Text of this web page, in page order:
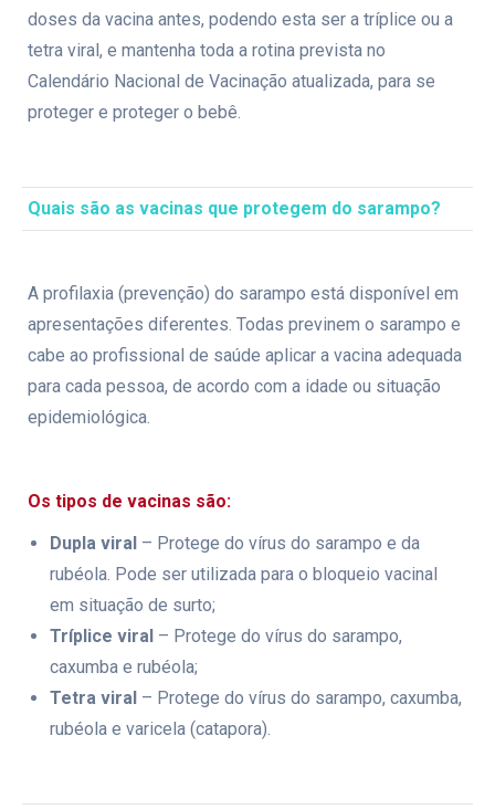
doses da vacina antes, podendo esta ser a tríplice ou a
tetra viral, e mantenha toda a rotina prevista no
Calendário Nacional de Vacinação atualizada, para se
proteger e proteger o bebê.
Quais são as vacinas que protegem do sarampo?
A profilaxia (prevenção) do sarampo está disponível em
apresentações diferentes. Todas previnem o sarampo e
cabe ao profissional de saúde aplicar a vacina adequada
para cada pessoa, de acordo com a idade ou situação
epidemiológica.
Os tipos de vacinas são:
Dupla viral – Protege do vírus do sarampo e da
rubéola. Pode ser utilizada para o bloqueio vacinal
em situação de surto;
Tríplice viral – Protege do vírus do sarampo,
caxumba e rubéola;
Tetra viral – Protege do vírus do sarampo, caxumba,
rubéola e varicela (catapora).